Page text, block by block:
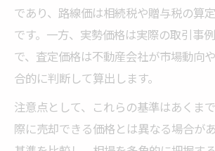
であり、路線価は相続税や贈与税の算
です。一方、実勢価格は実際の取引事
で、査定価格は不動産会社が市場動向
合的に判断して算出します。
注意点として、これらの基準はあくま
際に売却できる価格とは異なる場合が